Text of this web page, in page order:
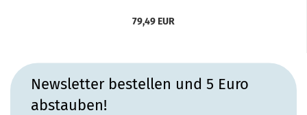
79,49 EUR
Newsletter bestellen und 5 Euro
abstauben!